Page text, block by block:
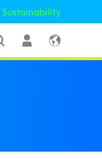
Sustainability